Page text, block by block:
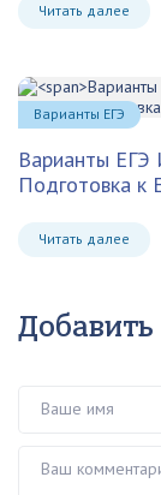
Читать далее
Варианты ЕГЭ
Подготовка к
Читать далее
Варианты ЕГЭ